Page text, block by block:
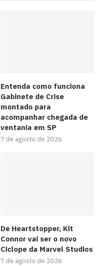
Entenda como funciona
Gabinete de Crise
montado para
acompanhar chegada de
ventania em SP
7 de agosto de 2026
De Heartstopper, Kit
Connor vai ser o novo
Ciclope da Marvel Studios
7 de agosto de 2026